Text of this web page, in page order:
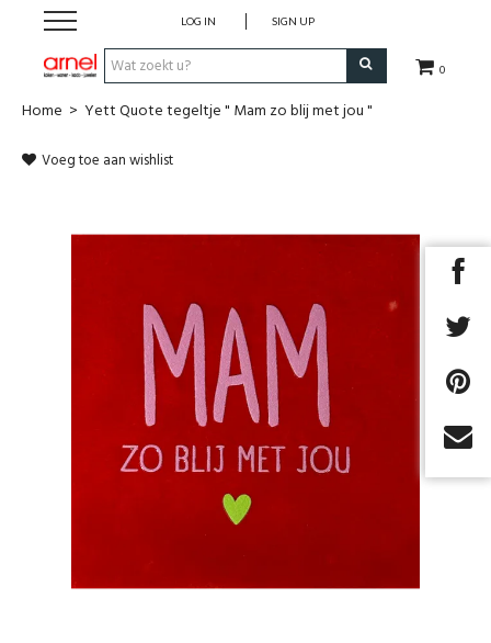
0
LOG IN SIGN UP
Koken
Interieur
Cadeaubon
Home > Yett Quote tegeltje " Mam zo blij met jou "
Voeg toe aan wishlist